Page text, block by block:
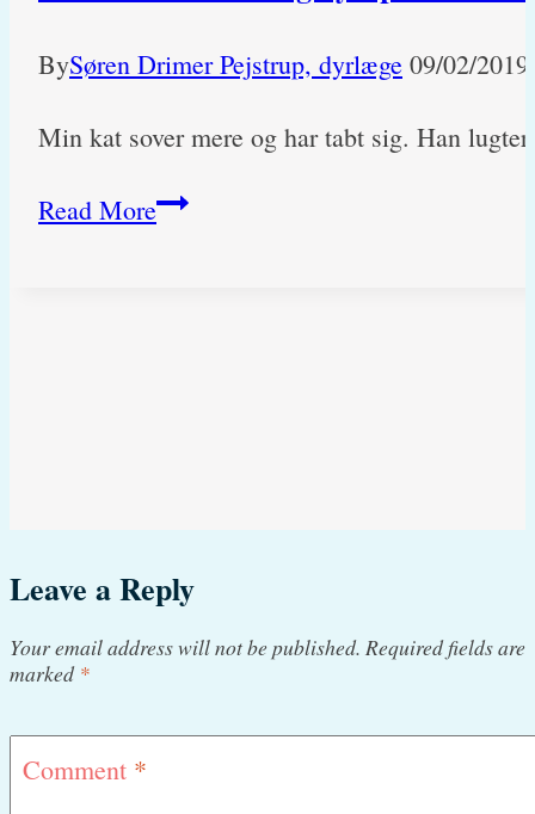
BySøren Drimer Pejstrup, dyrlæge 09/02/2019
Min kat sover mere og har tabt sig. Han
Read MoreHar
Leave a Reply
Your email address will not be published. Required fields are
marked *
Comment *